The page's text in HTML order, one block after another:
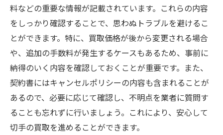
料などの重要な情報が記載されています。これらの内容
をしっかり確認することで、思わぬトラブルを避けるこ
とができます。特に、買取価格が後から変更される場合
や、追加の手数料が発生するケースもあるため、事前に
納得のいく内容を確認しておくことが重要です。また、
契約書にはキャンセルポリシーの内容も含まれることが
あるので、必要に応じて確認し、不明点を業者に質問す
ることも忘れずに行いましょう。これにより、安心して
切手の買取を進めることができます。